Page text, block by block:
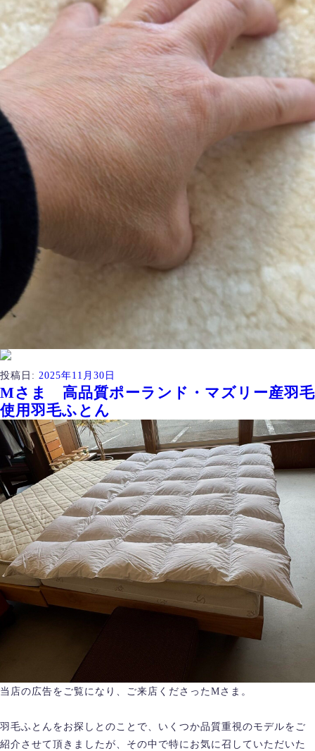
投稿日: 2025年11月30日
Mさま 高品質ポーランド・マズリー産羽毛
使用羽毛ふとん
当店の広告をご覧になり、ご来店くださったMさま。
羽毛ふとんをお探しとのことで、いくつか品質重視のモデルをご
紹介させて頂きましたが、その中で特にお気に召していただいた